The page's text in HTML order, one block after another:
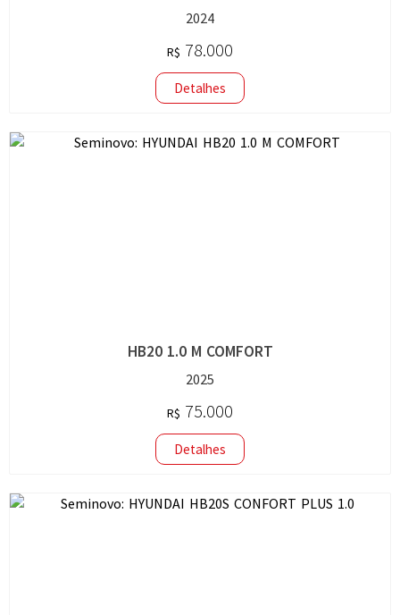
2024
R$ 78.000
Detalhes
HB20 1.0 M COMFORT
2025
R$ 75.000
Detalhes